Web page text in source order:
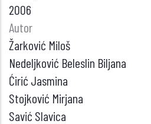
2006
Autor
Žarković Miloš
Nedeljković Beleslin Biljana
Ćirić Jasmina
Stojković Mirjana
Savić Slavica